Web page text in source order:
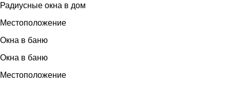
Радиусные окна в дом
Местоположение
Окна в баню
Окна в баню
Местоположение